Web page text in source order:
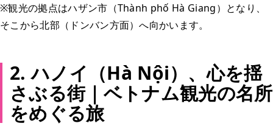
※観光の拠点はハザン市（Thành phố Hà Giang）となり、
そこから北部（ドンバン方面）へ向かいます。
2. ハノイ（Hà Nội）、心を揺
さぶる街｜ベトナム観光の名所
をめぐる旅